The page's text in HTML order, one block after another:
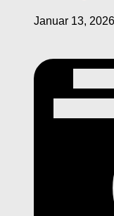
Januar 13, 2026